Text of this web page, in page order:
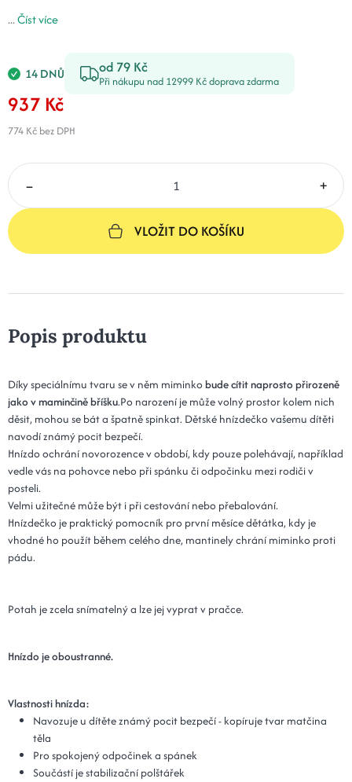
...Číst více
14 DNŮ od 79 Kč
Při nákupu nad 12999 Kč doprava zdarma
937 Kč
774 Kč bez DPH
– +
VLOŽIT DO KOŠÍKU
Popis produktu
Díky speciálnímu tvaru se v něm miminko bude cítit naprosto přirozeně
jako v maminčině bříšku.Po narození je může volný prostor kolem nich
děsit, mohou se bát a špatně spinkat. Dětské hnízdečko vašemu dítěti
navodí známý pocit bezpečí.
Hnízdo ochrání novorozence v období, kdy pouze polehávají, například
vedle vás na pohovce nebo při spánku či odpočinku mezi rodiči v
posteli.
Velmi užitečné může být i při cestování nebo přebalování.
Hnízdečko je praktický pomocník pro první měsíce dětátka, kdy je
vhodné ho použít během celého dne, mantinely chrání miminko proti
pádu.
Potah je zcela snímatelný a lze jej vyprat v pračce.
Hnízdo je oboustranné.
Vlastnosti hnízda:
Navozuje u dítěte známý pocit bezpečí - kopíruje tvar matčina
těla
Pro spokojený odpočinek a spánek
Součástí je stabilizační polštářek